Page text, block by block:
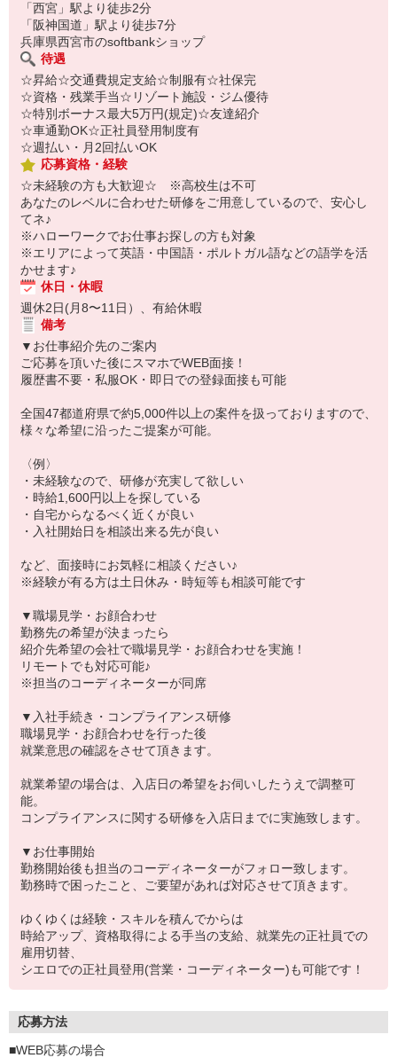
「西宮」駅より徒歩2分
「阪神国道」駅より徒歩7分
兵庫県西宮市のsoftbankショップ
待遇
☆昇給☆交通費規定支給☆制服有☆社保完
☆資格・残業手当☆リゾート施設・ジム優待
☆特別ボーナス最大5万円(規定)☆友達紹介
☆車通勤OK☆正社員登用制度有
☆週払い・月2回払いOK
応募資格・経験
☆未経験の方も大歓迎☆ ※高校生は不可
あなたのレベルに合わせた研修をご用意しているので、安心し
てネ♪
※ハローワークでお仕事お探しの方も対象
※エリアによって英語・中国語・ポルトガル語などの語学を活
かせます♪
休日・休暇
週休2日(月8〜11日）、有給休暇
備考
▼お仕事紹介先のご案内
ご応募を頂いた後にスマホでWEB面接！
履歴書不要・私服OK・即日での登録面接も可能
全国47都道府県で約5,000件以上の案件を扱っておりますので、
様々な希望に沿ったご提案が可能。
〈例〉
・未経験なので、研修が充実して欲しい
・時給1,600円以上を探している
・自宅からなるべく近くが良い
・入社開始日を相談出来る先が良い
など、面接時にお気軽に相談ください♪
※経験が有る方は土日休み・時短等も相談可能です
▼職場見学・お顔合わせ
勤務先の希望が決まったら
紹介先希望の会社で職場見学・お顔合わせを実施！
リモートでも対応可能♪
※担当のコーディネーターが同席
▼入社手続き・コンプライアンス研修
職場見学・お顔合わせを行った後
就業意思の確認をさせて頂きます。
就業希望の場合は、入店日の希望をお伺いしたうえで調整可
能。
コンプライアンスに関する研修を入店日までに実施致します。
▼お仕事開始
勤務開始後も担当のコーディネーターがフォロー致します。
勤務時で困ったこと、ご要望があれば対応させて頂きます。
ゆくゆくは経験・スキルを積んでからは
時給アップ、資格取得による手当の支給、就業先の正社員での
雇用切替、
シエロでの正社員登用(営業・コーディネーター)も可能です！
応募方法
■WEB応募の場合